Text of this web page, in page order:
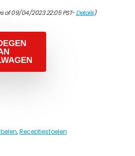
of 09/04/2023 22:05 PST-Details)
,Receptiestoelen